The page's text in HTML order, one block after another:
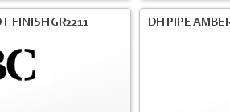
FINISH GR2211 DH PIPE